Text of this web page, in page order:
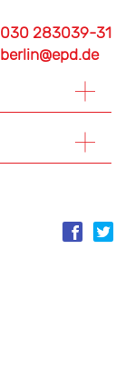
030 283039-31
berlin@epd.de